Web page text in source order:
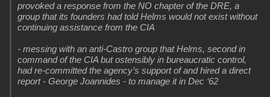
provoked a response from the NO chapter of the DRE, a
group that its founders had told Helms would not exist without
continuing assistance from the CIA
- messing with an anti-Castro group that Helms, second in
command of the CIA but ostensibly in bureaucratic control,
had re-committed the agency’s support of and hired a direct
report - George Joannides - to manage it in Dec ‘62